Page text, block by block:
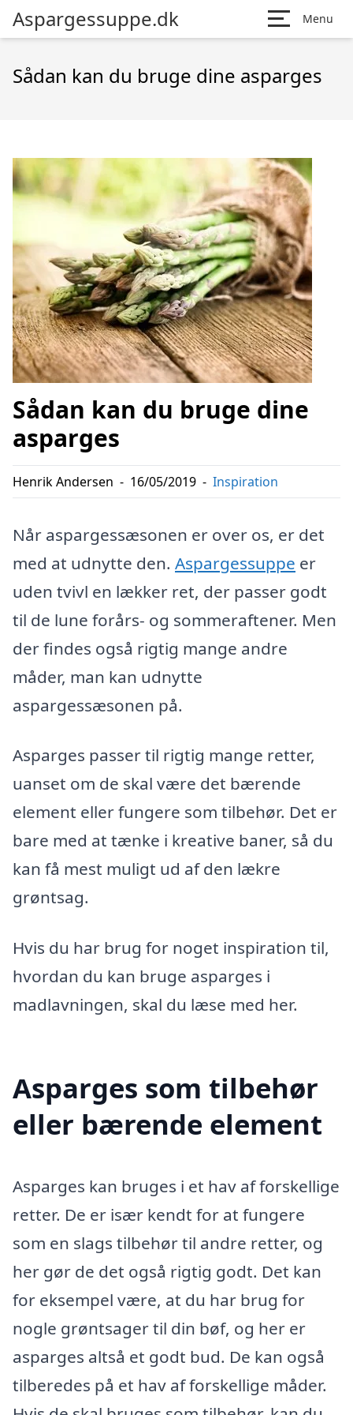
Aspargessuppe.dk Menu
Sådan kan du bruge dine asparges
Sådan kan du bruge dine
asparges
Henrik Andersen - 16/05/2019 - Inspiration
Når aspargessæsonen er over os, er det
med at udnytte den. Aspargessuppe er
uden tvivl en lækker ret, der passer godt
til de lune forårs- og sommeraftener. Men
der findes også rigtig mange andre
måder, man kan udnytte
aspargessæsonen på.
Asparges passer til rigtig mange retter,
uanset om de skal være det bærende
element eller fungere som tilbehør. Det er
bare med at tænke i kreative baner, så du
kan få mest muligt ud af den lækre
grøntsag.
Hvis du har brug for noget inspiration til,
hvordan du kan bruge asparges i
madlavningen, skal du læse med her.
Asparges som tilbehør
eller bærende element
Asparges kan bruges i et hav af forskellige
retter. De er især kendt for at fungere
som en slags tilbehør til andre retter, og
her gør de det også rigtig godt. Det kan
for eksempel være, at du har brug for
nogle grøntsager til din bøf, og her er
asparges altså et godt bud. De kan også
tilberedes på et hav af forskellige måder.